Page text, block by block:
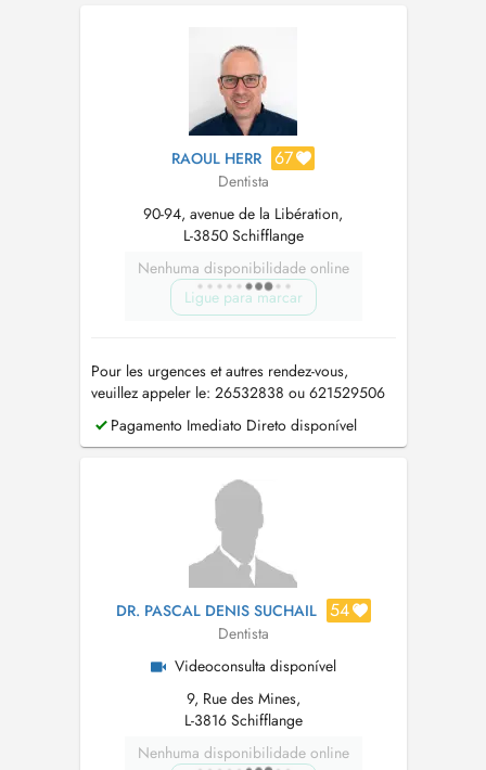
RAOUL HERR 67
Dentista
90-94, avenue de la Libération,
L-3850 Schifflange
Nenhuma disponibilidade online
Ligue para marcar
Pour les urgences et autres rendez-vous,
veuillez appeler le: 26532838 ou 621529506
Bei Notfällen und anderen Terminen, rufen Sie
bitte an: 26532838 oder 621529506
Pagamento Imediato Direto disponível
DR. PASCAL DENIS SUCHAIL 54
Dentista
Videoconsulta disponível
9, Rue des Mines,
L-3816 Schifflange
Nenhuma disponibilidade online